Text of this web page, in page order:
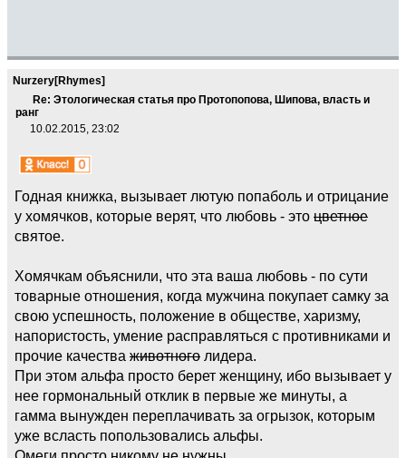
Nurzery[Rhymes]
Re: Этологическая статья про Протопопова, Шипова, власть и
ранг
10.02.2015, 23:02
Годная книжка, вызывает лютую попаболь и отрицание
у хомячков, которые верят, что любовь - это цветное
святое.
Хомячкам объяснили, что эта ваша любовь - по сути
товарные отношения, когда мужчина покупает самку за
свою успешность, положение в обществе, харизму,
напористость, умение расправляться с противниками и
прочие качества животного лидера.
При этом альфа просто берет женщину, ибо вызывает у
нее гормональный отклик в первые же минуты, а
гамма вынужден переплачивать за огрызок, которым
уже всласть попользовались альфы.